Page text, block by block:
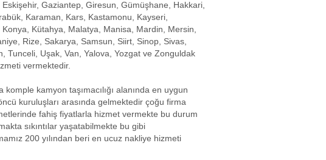
Gaziantep, Giresun, Gümüşhane, Hakkari,
Karaman, Kars, Kastamonu, Kayseri,
Konya, Kütahya, Malatya, Manisa, Mardin, Mersin,
Rize, Sakarya, Samsun, Siirt, Sinop, Sivas,
Tunceli, Uşak, Van, Yalova, Yozgat ve Zonguldak
vermektedir.
komple kamyon taşımacılığı alanında en uygun
kuruluşları arasında gelmektedir çoğu firma
fahiş fiyatlarla hizmet vermekte bu durum
sıkıntılar yaşatabilmekte bu gibi
200 yılından beri en ucuz nakliye hizmeti